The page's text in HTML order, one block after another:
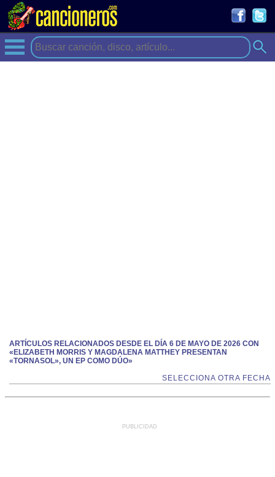
ARTÍCULOS RELACIONADOS DESDE EL DÍA 6 DE MAYO DE 2026 CON
«ELIZABETH MORRIS Y MAGDALENA MATTHEY PRESENTAN
«TORNASOL», UN EP COMO DÚO»
SELECCIONA OTRA FECHA
PUBLICIDAD